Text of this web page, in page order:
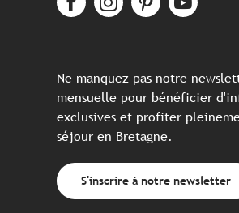
Ne manquez pas notre
mensuelle pour bénéficier
exclusives et profiter
séjour en Bretagne.
S'inscrire à notre newsletter